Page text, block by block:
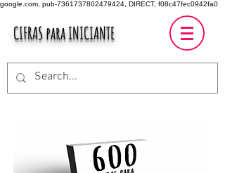
google.com, pub-7361737802479424, DIRECT, f08c47fec0942fa0
CIFRAS para INICIANTE